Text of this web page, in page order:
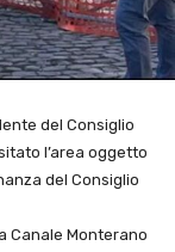
del Consiglio
l’area oggetto
del Consiglio
Canale Monterano